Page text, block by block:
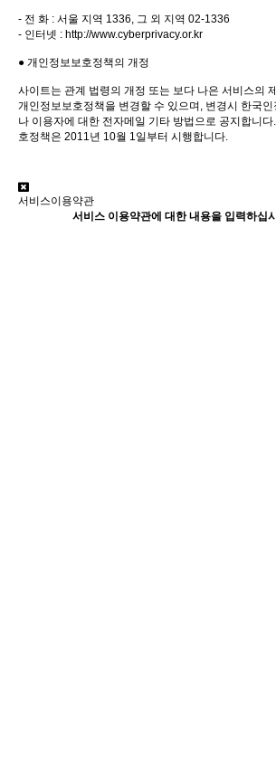
- 전 화 : 서울 지역 1336, 그 외 지역 02-1336
- 인터넷 : http://www.cyberprivacy.or.kr
● 개인정보보호정책의 개정
사이트는 관계 법령의 개정 또는 보다 나은 서비스의
개인정보보호정책을 변경할 수 있으며, 변경시 한국인
나 이용자에 대한 전자메일 기타 방법으로 공지합니다
호정책은 2011년 10월 1일부터 시행합니다.
서비스이용약관
서비스 이용약관에 대한 내용을 입력하십